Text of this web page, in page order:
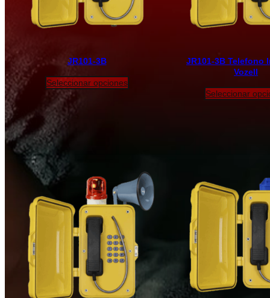
JR101-3B
Seleccionar opciones
JR101-3B Telefono
Vozell
Seleccionar